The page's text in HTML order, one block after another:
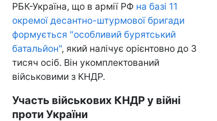
РБК-Україна, що в армії РФ на базі 11
окремої десантно-штурмової бригади
формується "особливий бурятський
батальйон", який налічує орієнтовно до 3
тисяч осіб. Він укомплектований
військовими з КНДР.
Участь військових КНДР у війні
проти України